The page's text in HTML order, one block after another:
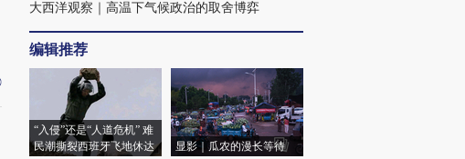
大西洋观察｜高温下气候政治的取舍博弈
编辑推荐
“入侵”还是“人道危机” 难
民潮撕裂西班牙飞地休达
显影｜瓜农的漫长等待